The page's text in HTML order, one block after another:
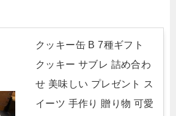
クッキー缶 B 7種ギフト
クッキー サブレ 詰め合わ
せ 美味しい プレゼント ス
イーツ 手作り 贈り物 可愛